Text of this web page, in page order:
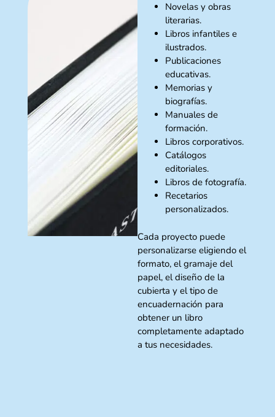
Novelas y obras
literarias.
Libros infantiles e
ilustrados.
Publicaciones
educativas.
Memorias y
biografías.
Manuales de
formación.
Libros corporativos.
Catálogos
editoriales.
Libros de fotografía.
Recetarios
personalizados.
Cada proyecto puede
personalizarse eligiendo el
formato, el gramaje del
papel, el diseño de la
cubierta y el tipo de
encuadernación para
obtener un libro
completamente adaptado
a tus necesidades.